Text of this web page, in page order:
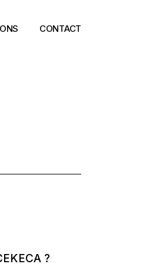
CONTACT
?